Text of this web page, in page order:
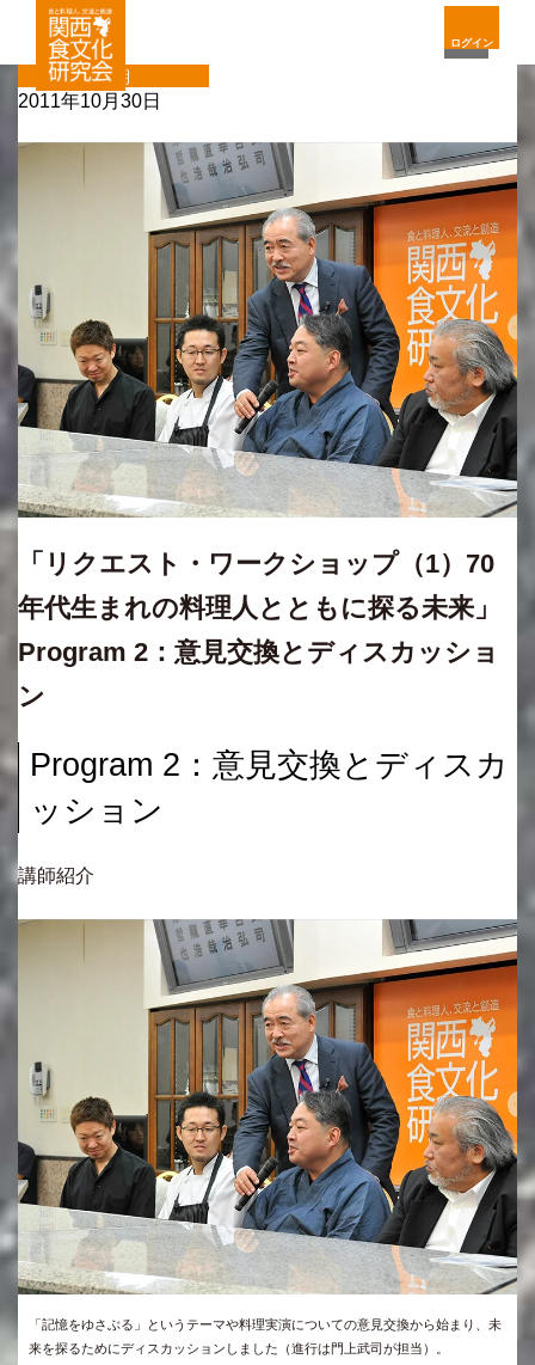
ログイン
定期
2011年10月30日
「リクエスト・ワークショップ（1）70
年代生まれの料理人とともに探る未来」
Program 2：意見交換とディスカッショ
ン
Program 2：意見交換とディスカ
ッション
講師紹介
「記憶をゆさぶる」というテーマや料理実演についての意見交換から始まり、未
来を探るためにディスカッションしました（進行は門上武司が担当）。